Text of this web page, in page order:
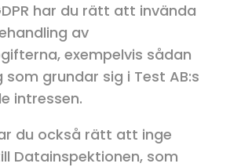
har du rätt att invända
av
exempelvis sådan
som grundar sig i Test AB:s
intressen.
du också rätt att inge
Datainspektionen, som